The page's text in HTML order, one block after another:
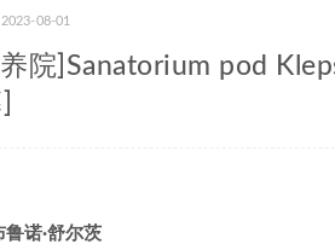
2023-08-01
院]Sanatorium pod
诺·舒尔茨